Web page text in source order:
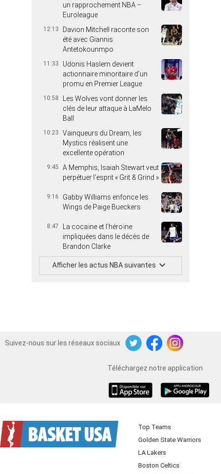
un rapprochement NBA –
Euroleague
12:13
Davion Mitchell raconte son
été avec Giannis
Antetokounmpo
11:33
Udonis Haslem devient
actionnaire minoritaire d’un
promu en Premier League
10:58
Les Wolves vont donner les
clés de leur attaque à LaMelo
Ball
10:23
Vainqueurs du Dream, les
Mystics réalisent une
excellente opération
9:45
A Memphis, Isaiah Stewart veut
perpétuer l’esprit « Grit & Grind »
9:16
Gabby Williams enfonce les
Wings de Paige Bueckers
8:47
La cocaïne et l’héroïne
impliquées dans le décès de
Brandon Clarke
Afficher les actus NBA suivantes
Suivez-nous sur les réseaux sociaux
TwitterFacebookInstagram
Téléchargez notre application
Top Teams
Golden State Warriors
LA Lakers
Boston Celtics